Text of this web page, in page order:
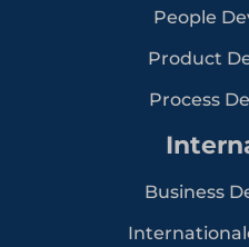
People
Product
Process
Business